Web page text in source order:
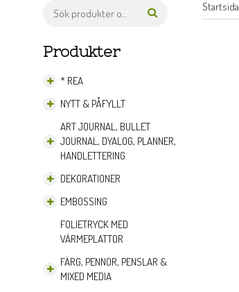
Produkter
* REA
NYTT & PÅFYLLT
ART JOURNAL, BULLET
JOURNAL, DYALOG, PLANNER,
HANDLETTERING
DEKORATIONER
EMBOSSING
FOLIETRYCK MED
VÄRMEPLATTOR
FÄRG, PENNOR, PENSLAR &
MIXED MEDIA
Startsida